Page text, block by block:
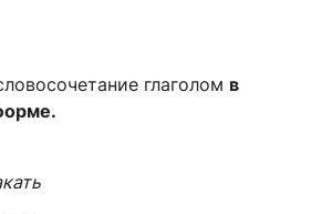
глаголом в